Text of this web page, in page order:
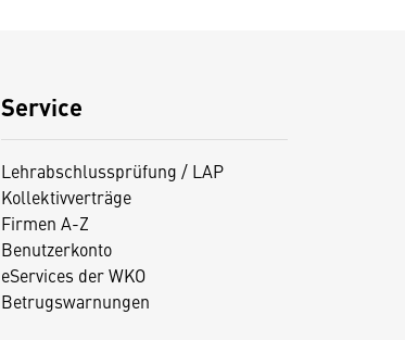
Service
Lehrabschlussprüfung / LAP
Kollektivverträge
Firmen A-Z
Benutzerkonto
eServices der WKO
Betrugswarnungen